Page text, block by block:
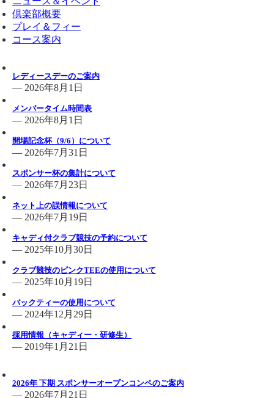
倶楽部概要
プレイ＆フィー
コース案内
レディースデーのご案内
— 2026年8月1日
メンバータイム時間表
— 2026年8月1日
開場記念杯（9/6）について
— 2026年7月31日
スポンサー杯の集計について
— 2026年7月23日
ネット上の誤情報について
— 2026年7月19日
キャディ付クラブ競技の予約について
— 2025年10月30日
クラブ競技のピンクTEEの使用について
— 2025年10月19日
バックティーの使用について
— 2024年12月29日
採用情報（キャディー・研修生）
— 2019年1月21日
2026年 下期 スポンサーオープンコンペのご案内
— 2026年7月21日